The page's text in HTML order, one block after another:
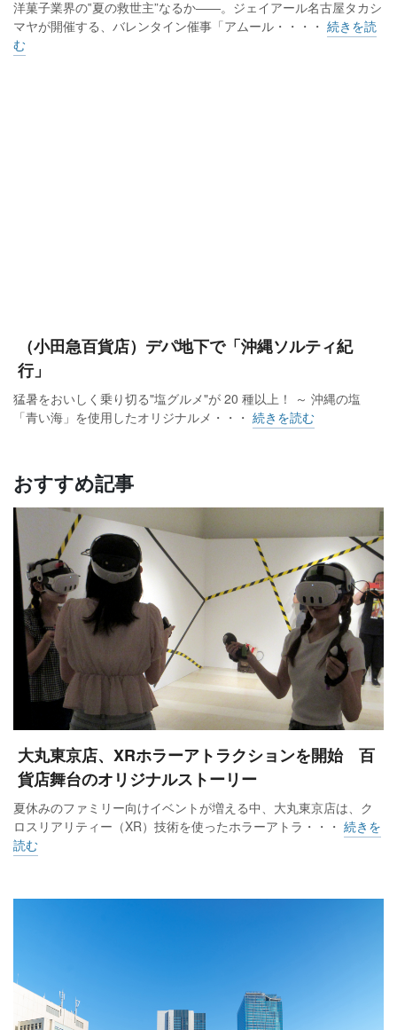
洋菓子業界の‟夏の救世主”なるか――。ジェイアール名古屋タカシ
マヤが開催する、バレンタイン催事「アムール・・・・ 続きを読
む
（小田急百貨店）デパ地下で「沖縄ソルティ紀
行」
猛暑をおいしく乗り切る"塩グルメ"が 20 種以上！ ～ 沖縄の塩
「青い海」を使用したオリジナルメ・・・ 続きを読む
おすすめ記事
大丸東京店、XRホラーアトラクションを開始 百
貨店舞台のオリジナルストーリー
夏休みのファミリー向けイベントが増える中、大丸東京店は、ク
ロスリアリティー（XR）技術を使ったホラーアトラ・・・ 続きを
読む